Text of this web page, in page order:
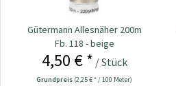
Gütermann Allesnäher 200m
Fb. 118 - beige
4,50 € * / Stück
Grundpreis (2,25 € * / 100 Meter)